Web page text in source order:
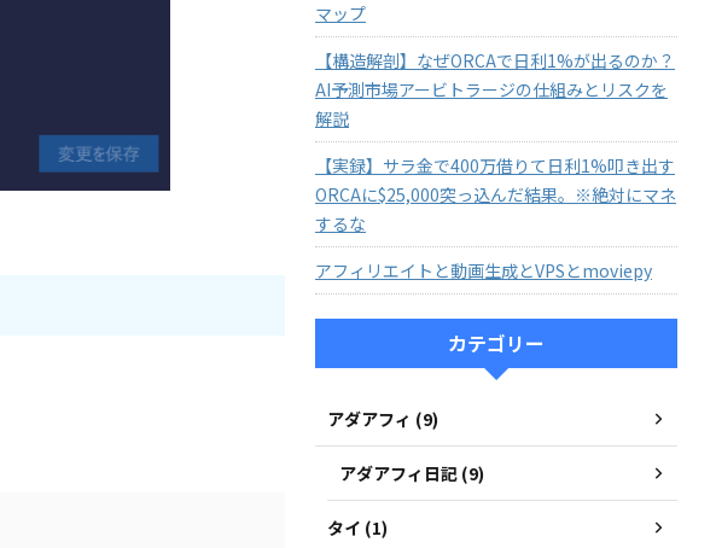
マップ
【構造解剖】なぜORCAで日利1%が出るのか？
AI予測市場アービトラージの仕組みとリスクを
解説
【実録】サラ金で400万借りて日利1%叩き出す
ORCAに$25,000突っ込んだ結果。※絶対にマネ
するな
アフィリエイトと動画生成とVPSとmoviepy
カテゴリー
アダアフィ (9)
アダアフィ日記 (9)
タイ (1)